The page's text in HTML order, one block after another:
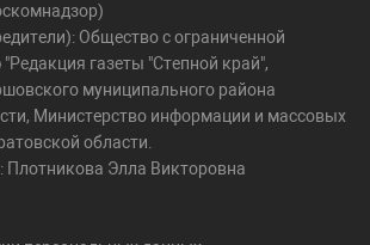
Общество с ограниченной
газеты "Степной край",
муниципального района
Министерство информации и массовых
области.
Плотникова Элла Викторовна